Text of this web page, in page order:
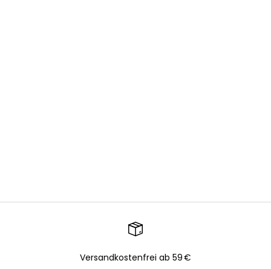
Versandkostenfrei ab 59 €